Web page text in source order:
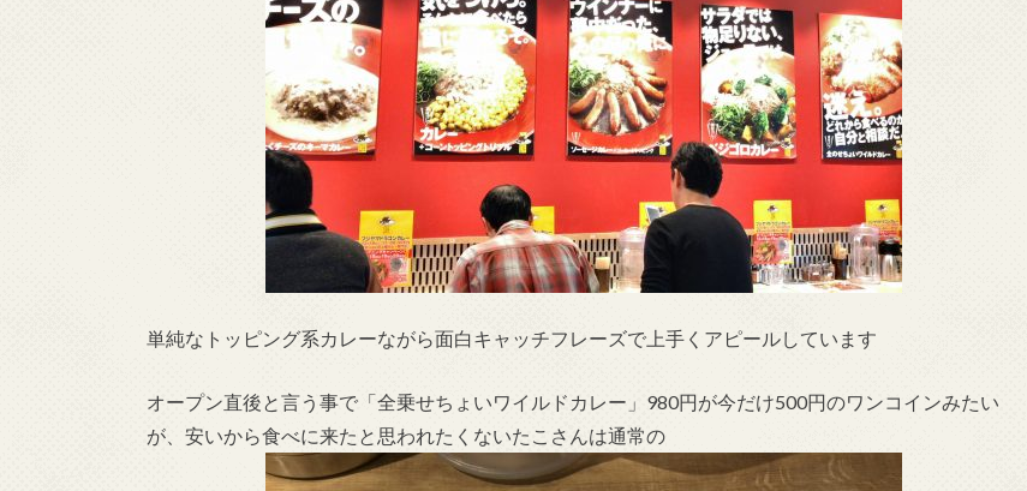
単純なトッピング系カレーながら面白キャッチフレーズで上手くアピールしています
オープン直後と言う事で「全乗せちょいワイルドカレー」980円が今だけ500円のワンコインみたい
が、安いから食べに来たと思われたくないたこさんは通常の